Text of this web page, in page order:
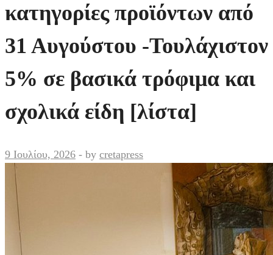
κατηγορίες προϊόντων από
31 Αυγούστου -Τουλάχιστον
5% σε βασικά τρόφιμα και
σχολικά είδη [λίστα]
9 Ιουλίου, 2026 - by cretapress